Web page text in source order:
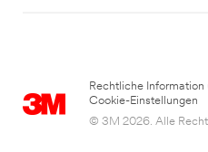
Rechtliche Information
Cookie-Einstellungen
© 3M 2026. Alle